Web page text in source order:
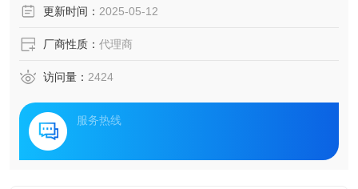
更新时间： 2025-05-12
厂商性质： 代理商
访问量： 2424
服务热线